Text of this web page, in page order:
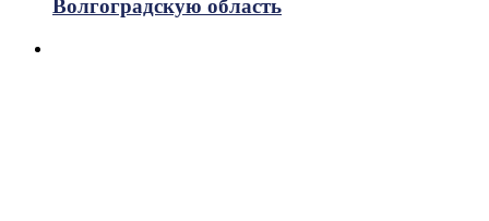
Волгоградскую область